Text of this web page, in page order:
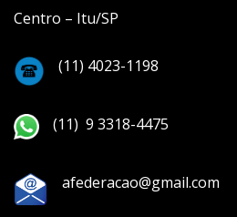
Centro – Itu/SP
(11) 4023-1198
(11) 9 3318-4475
afederacao@gmail.com